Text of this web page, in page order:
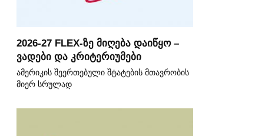
2026-27 FLEX-ზე მიღება დაიწყო –
ვადები და კრიტერიუმები
ამერიკის შეერთებული შტატების მთავრობის
მიერ სრულად